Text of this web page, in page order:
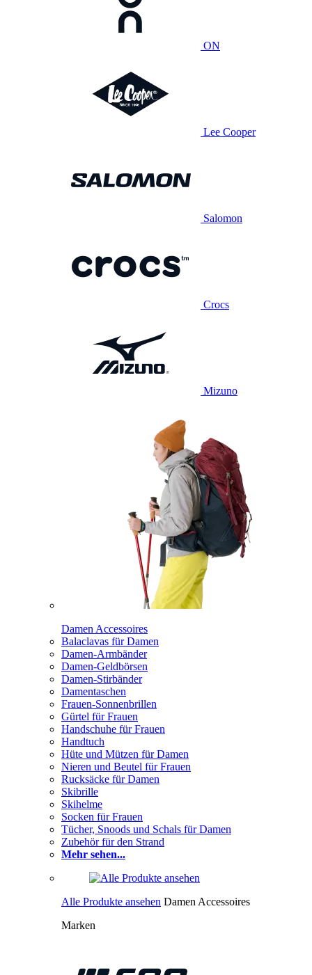
ON
Lee Cooper
Salomon
Crocs
Mizuno
Damen Accessoires
Balaclavas für Damen
Damen-Armbänder
Damen-Geldbörsen
Damen-Stirbänder
Damentaschen
Frauen-Sonnenbrillen
Gürtel für Frauen
Handschuhe für Frauen
Handtuch
Hüte und Mützen für Damen
Nieren und Beutel für Frauen
Rucksäcke für Damen
Skibrille
Skihelme
Socken für Frauen
Tücher, Snoods und Schals für Damen
Zubehör für den Strand
Mehr sehen...
Alle Produkte ansehen Damen Accessoires
Marken